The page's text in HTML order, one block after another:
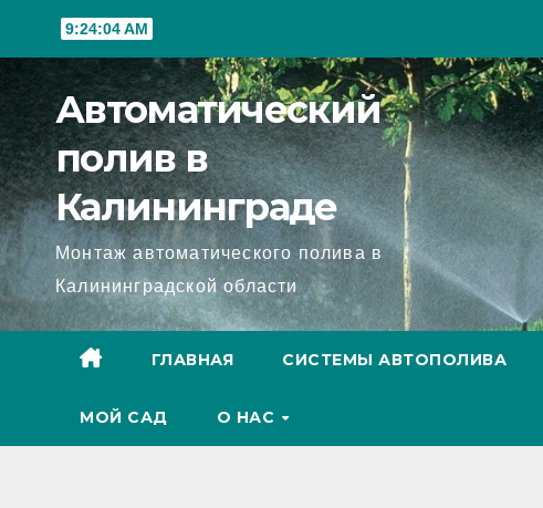
Перейти
содержимому
9:24:05 AM
Автоматический
полив в
Калининграде
Монтаж автоматического полива в
Калининградской области
ГЛАВНАЯ СИСТЕМЫ АВТОПОЛИВА
МОЙ САД О НАС